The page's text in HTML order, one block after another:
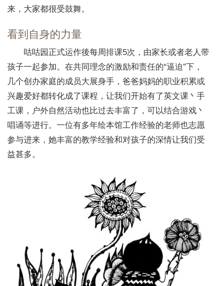
来，大家都很受鼓舞。
看到自身的力量
咕咕园正式运作後每周排课5次，由家长或者老人带
孩子一起参加。在共同理念的激励和责任的“逼迫”下，
几个创办家庭的成员大展身手，爸爸妈妈的职业积累或
兴趣爱好都转化成了课程，让我们开始有了英文课丶手
工课，户外自然活动也比过去丰富了，可以结合游戏丶
唱诵等进行。一位有多年绘本馆工作经验的老师也志愿
参与进来，她丰富的教学经验和对孩子的深情让我们受
益甚多。